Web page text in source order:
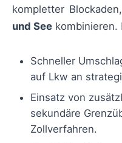
kompletter
und See kombinieren.
Schneller
auf Lkw an
Einsatz von
sekundäre
Zollverfahren.